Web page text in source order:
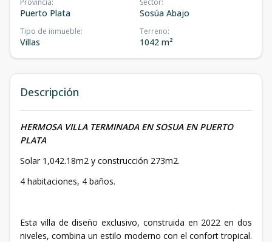
Puerto Plata Sosúa Abajo
Tipo de inmueble:
Villas
Terreno:
1042 m²
Descripción
HERMOSA VILLA TERMINADA EN SOSUA EN PUERTO
PLATA
Solar 1,042.18m2 y construcción 273m2.
4 habitaciones, 4 baños.
Esta villa de diseño exclusivo, construida en 2022 en dos
niveles, combina un estilo moderno con el confort tropical.